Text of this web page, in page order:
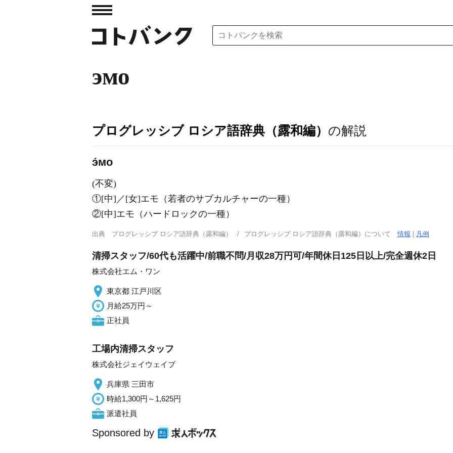
эмо
プログレッシブ ロシア語辞典（露和編） の解説
э́мо
(不変)
①[中]／[女]エモ（若者のサブカルチャーの一種）
②[中]エモ（ハードロックの一種）
出典 プログレッシブ ロシア語辞典（露和編） プログレッシブ ロシア語辞典（露和編）について情報 凡例
清掃スタッフ/60代も活躍中/前職不問/月収28万円可/年間休日125日以上/完全週休2日
株式会社エム・ワン
東京都 江戸川区
月給25万円～
正社員
工場内清掃スタッフ
株式会社ジェイウェイブ
兵庫県 三田市
時給1,300円～1,625円
派遣社員
Sponsored by